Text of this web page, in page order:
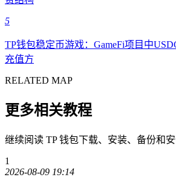
5
TP钱包稳定币游戏：GameFi项目中
充值方
RELATED MAP
更多相关教程
继续阅读 TP 钱包下载、安装、备份和安
1
2026-08-09 19:14